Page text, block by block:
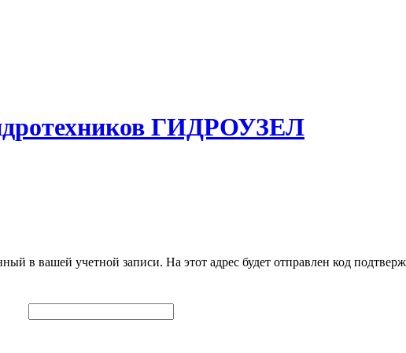
ГИДРОУЗЕЛ
в вашей учетной записи. На этот адрес будет отправлен код